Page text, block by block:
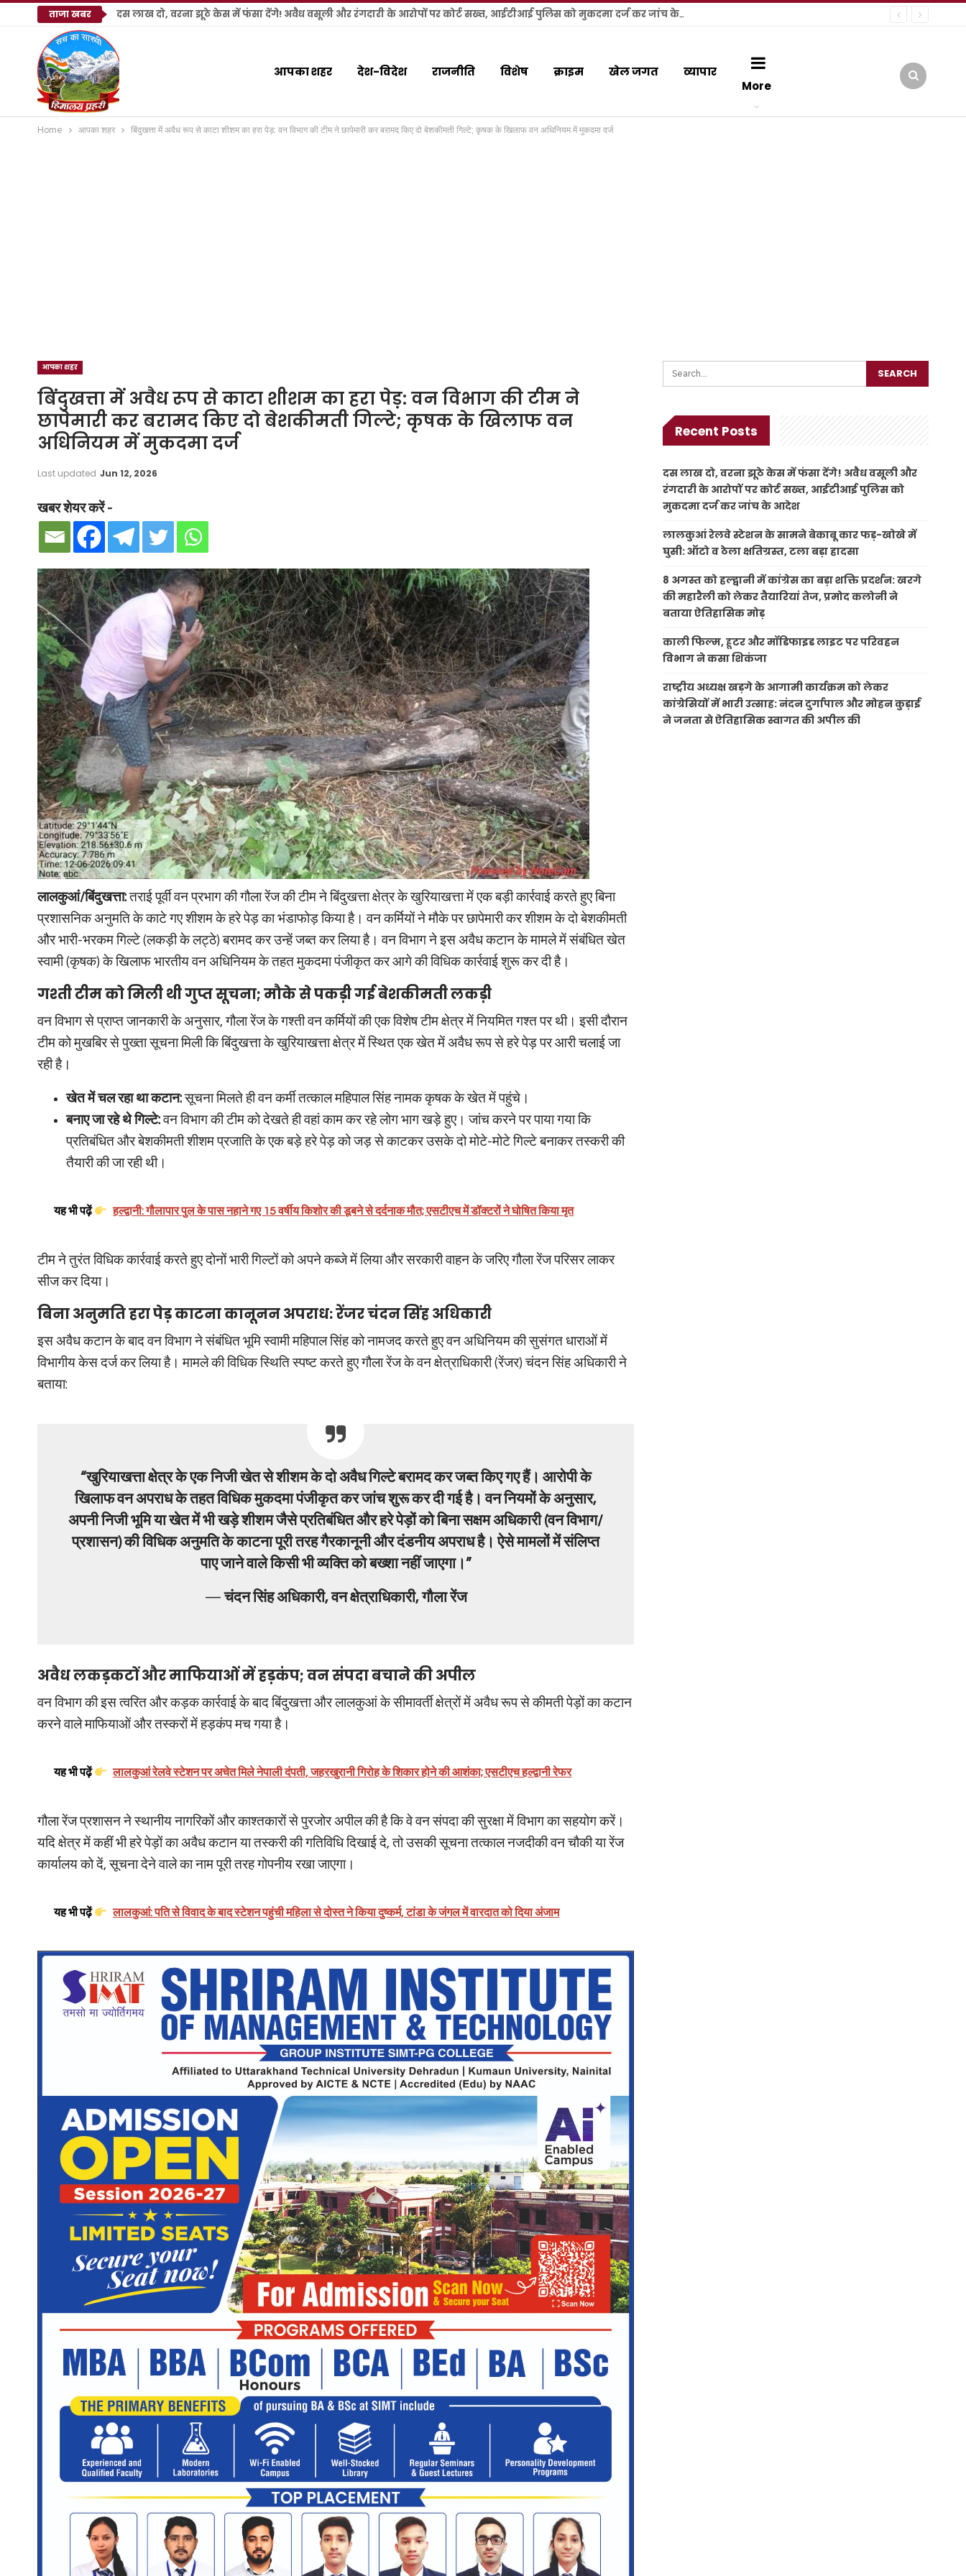
ताजा खबर दस लाख दो, वरना झूठे केस में फंसा देंगे! अवैध वसूली और रंगदारी के आरोपों पर कोर्ट सख्त, आईटीआई पुलिस को मुकदमा दर्ज कर जांच के आदेश
आपका शहर देश-विदेश राजनीति विशेष क्राइम खेल जगत
व्यापार
More
Home आपका शहर बिंदुखत्ता में अवैध रूप से काटा शीशम का हरा पेड़: वन विभाग की टीम ने छापेमारी कर बरामद किए दो बेशकीमती गिल्टे; कृषक के खिलाफ वन अधिनियम में मुकदमा दर्ज
आपका शहर
बिंदुखत्ता में अवैध रूप से काटा शीशम का हरा पेड़: वन विभाग की टीम ने
छापेमारी कर बरामद किए दो बेशकीमती गिल्टे; कृषक के खिलाफ वन
अधिनियम में मुकदमा दर्ज
Last updated Jun 12, 2026
खबर शेयर करें -
लालकुआं/बिंदुखत्ता:तराई पूर्वी वन प्रभाग की गौला रेंज की टीम ने बिंदुखत्ता क्षेत्र के खुरियाखत्ता में एक बड़ी कार्रवाई करते हुए बिना
प्रशासनिक अनुमति के काटे गए शीशम के हरे पेड़ का भंडाफोड़ किया है। वन कर्मियों ने मौके पर छापेमारी कर शीशम के दो बेशकीमती
और भारी-भरकम गिल्टे (लकड़ी के लट्ठे) बरामद कर उन्हें जब्त कर लिया है। वन विभाग ने इस अवैध कटान के मामले में संबंधित खेत
स्वामी (कृषक) के खिलाफ भारतीय वन अधिनियम के तहत मुकदमा पंजीकृत कर आगे की विधिक कार्रवाई शुरू कर दी है।
गश्ती टीम को मिली थी गुप्त सूचना; मौके से पकड़ी गई बेशकीमती लकड़ी
वन विभाग से प्राप्त जानकारी के अनुसार, गौला रेंज के गश्ती वन कर्मियों की एक विशेष टीम क्षेत्र में नियमित गश्त पर थी। इसी दौरान
टीम को मुखबिर से पुख्ता सूचना मिली कि बिंदुखत्ता के खुरियाखत्ता क्षेत्र में स्थित एक खेत में अवैध रूप से हरे पेड़ पर आरी चलाई जा
रही है।
खेत में चल रहा था कटान:सूचना मिलते ही वन कर्मी तत्काल महिपाल सिंह नामक कृषक के खेत में पहुंचे।
बनाए जा रहे थे गिल्टे:वन विभाग की टीम को देखते ही वहां काम कर रहे लोग भाग खड़े हुए। जांच करने पर पाया गया कि
प्रतिबंधित और बेशकीमती शीशम प्रजाति के एक बड़े हरे पेड़ को जड़ से काटकर उसके दो मोटे-मोटे गिल्टे बनाकर तस्करी की
तैयारी की जा रही थी।
यह भी पढ़ें हल्द्वानी: गौलापार पुल के पास नहाने गए 15 वर्षीय किशोर की डूबने से दर्दनाक मौत; एसटीएच में डॉक्टरों ने घोषित किया मृत
टीम ने तुरंत विधिक कार्रवाई करते हुए दोनों भारी गिल्टों को अपने कब्जे में लिया और सरकारी वाहन के जरिए गौला रेंज परिसर लाकर
सीज कर दिया।
बिना अनुमति हरा पेड़ काटना कानूनन अपराध: रेंजर चंदन सिंह अधिकारी
इस अवैध कटान के बाद वन विभाग ने संबंधित भूमि स्वामी महिपाल सिंह को नामजद करते हुए वन अधिनियम की सुसंगत धाराओं में
विभागीय केस दर्ज कर लिया है। मामले की विधिक स्थिति स्पष्ट करते हुए गौला रेंज के वन क्षेत्राधिकारी (रेंजर) चंदन सिंह अधिकारी ने
बताया:
“खुरियाखत्ता क्षेत्र के एक निजी खेत से शीशम के दो अवैध गिल्टे बरामद कर जब्त किए गए हैं। आरोपी के
खिलाफ वन अपराध के तहत विधिक मुकदमा पंजीकृत कर जांच शुरू कर दी गई है। वन नियमों के अनुसार,
अपनी निजी भूमि या खेत में भी खड़े शीशम जैसे प्रतिबंधित और हरे पेड़ों को बिना सक्षम अधिकारी (वन विभाग/
प्रशासन) की विधिक अनुमति के काटना पूरी तरह गैरकानूनी और दंडनीय अपराध है। ऐसे मामलों में संलिप्त
पाए जाने वाले किसी भी व्यक्ति को बख्शा नहीं जाएगा।”
—चंदन सिंह अधिकारी, वन क्षेत्राधिकारी, गौला रेंज
अवैध लकड़कटों और माफियाओं में हड़कंप; वन संपदा बचाने की अपील
वन विभाग की इस त्वरित और कड़क कार्रवाई के बाद बिंदुखत्ता और लालकुआं के सीमावर्ती क्षेत्रों में अवैध रूप से कीमती पेड़ों का कटान
करने वाले माफियाओं और तस्करों में हड़कंप मच गया है।
यह भी पढ़ें लालकुआं रेलवे स्टेशन पर अचेत मिले नेपाली दंपती, जहरखुरानी गिरोह के शिकार होने की आशंका; एसटीएच हल्द्वानी रेफर
गौला रेंज प्रशासन ने स्थानीय नागरिकों और काश्तकारों से पुरजोर अपील की है कि वे वन संपदा की सुरक्षा में विभाग का सहयोग करें।
यदि क्षेत्र में कहीं भी हरे पेड़ों का अवैध कटान या तस्करी की गतिविधि दिखाई दे, तो उसकी सूचना तत्काल नजदीकी वन चौकी या रेंज
कार्यालय को दें, सूचना देने वाले का नाम पूरी तरह गोपनीय रखा जाएगा।
यह भी पढ़ें लालकुआं: पति से विवाद के बाद स्टेशन पहुंची महिला से दोस्त ने किया दुष्कर्म, टांडा के जंगल में वारदात को दिया अंजाम
Recent Posts
दस लाख दो, वरना झूठे केस में फंसा देंगे! अवैध वसूली और
रंगदारी के आरोपों पर कोर्ट सख्त, आईटीआई पुलिस को
मुकदमा दर्ज कर जांच के आदेश
लालकुआं रेलवे स्टेशन के सामने बेकाबू कार फड़-खोखे में
घुसी: ऑटो व ठेला क्षतिग्रस्त, टला बड़ा हादसा
8 अगस्त को हल्द्वानी में कांग्रेस का बड़ा शक्ति प्रदर्शन: खरगे
की महारैली को लेकर तैयारियां तेज, प्रमोद कलोनी ने
बताया ऐतिहासिक मोड़
काली फिल्म, हूटर और मॉडिफाइड लाइट पर परिवहन
विभाग ने कसा शिकंजा
राष्ट्रीय अध्यक्ष खड़गे के आगामी कार्यक्रम को लेकर
कांग्रेसियों में भारी उत्साह: नंदन दुर्गापाल और मोहन कुड़ाई
ने जनता से ऐतिहासिक स्वागत की अपील की